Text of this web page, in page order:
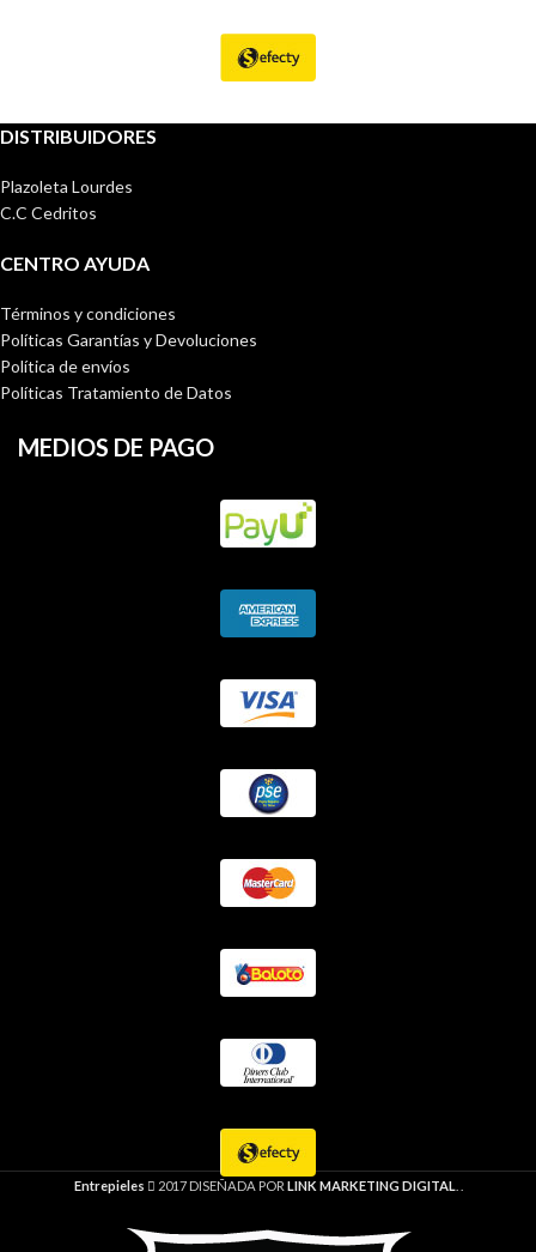
DISTRIBUIDORES
Plazoleta Lourdes
C.C Cedritos
CENTRO AYUDA
Términos y condiciones
Políticas Garantías y Devoluciones
Política de envíos
Políticas Tratamiento de Datos
MEDIOS DE PAGO
Entrepieles 2017 DISEÑADA POR LINK MARKETING DIGITAL